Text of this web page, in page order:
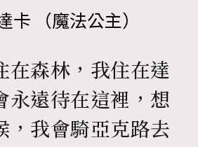
卡 （魔法公主）
在森林，我住在達
永遠待在這裡，想
，我會騎亞克路去